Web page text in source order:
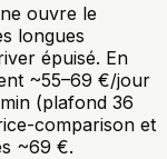
ouvre le
longues
épuisé. En
~55–69 €/jour
(plafond 36
comparison et
~69 €.